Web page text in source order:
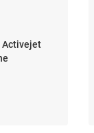
Activejet